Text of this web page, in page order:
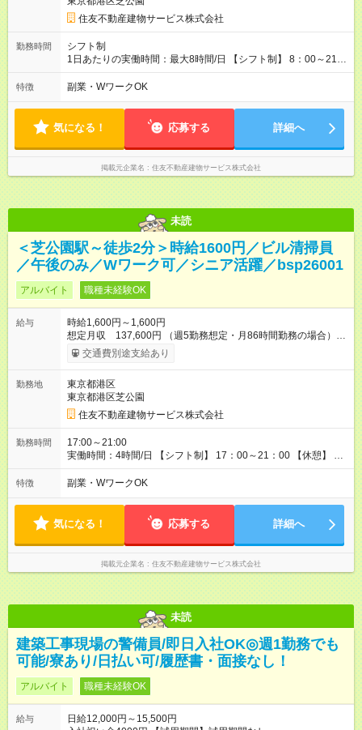
期間の長さ：3ヶ月 雇用形態、給与は本採用時と同じです。
住友不動産建物サービス株式会社
勤務時間
シフト制
1日あたりの実働時間：最大8時間/日 【シフト制】 8：00～21：
00の間でシフト制 ※近隣エリア（徒歩圏内）の複数のビルでご
特徴 副業・WワークOK
気になる！ 応募する 詳細へ
掲載元企業名 住友不動産建物サービス株式会社
未読
＜芝公園駅～徒歩2分＞時給1600円／ビル清掃員
／午後のみ／Wワーク可／シニア活躍／bsp26001
アルバイト 職種未経験OK
給与
時給1,600円～1,600円
想定月収 137,600円 （週5勤務想定・月86時間勤務の場合）
【交通費】 通勤交通費全額支給（公共交通機関のみ）※原則最
安経路 【キャリア支援】 ・キャリアチェンジ応援制度 ・資格取
の無料利用（約200コース）他 【試用期間】試用期間あり 試用
期間の長さ：3ヶ月 雇用形態、給与は本採用時と同じです。
交通費別途支給あり
勤務地
東京都港区
東京都港区芝公園
住友不動産建物サービス株式会社
勤務時間
17:00～21:00
実働時間：4時間/日 【シフト制】 17：00～21：00 【休憩】 な
し
特徴 副業・WワークOK
気になる！ 応募する 詳細へ
掲載元企業名 住友不動産建物サービス株式会社
未読
建築工事現場の警備員/即日入社OK◎週1勤務でも
可能/寮あり/日払い可/履歴書・面接なし！
アルバイト 職種未経験OK
給与
日給12,000円～15,500円